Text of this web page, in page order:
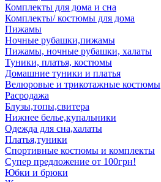
Комплекты для дома и сна
Комплекты/ костюмы для дома
Пижамы
Ночные рубашки,пижамы
Пижамы, ночные рубашки, халаты
Туники, платья, костюмы
Домашние туники и платья
Велюровые и трикотажные костюмы
Расродажа
Блузы,топы,свитера
Нижнее белье,купальники
Одежда для сна,халаты
Платья,туники
Спортивные костюмы и комплекты
Супер предложение от 100грн!
Юбки и брюки